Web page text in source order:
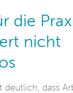
die
nicht
deutlich, dass